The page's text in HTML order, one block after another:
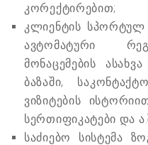
კორექტირებით;
კლიენტის სპორტულ
ავტომატური
მონაცემების
ბაზაში,
ვიზიტების
სერთიფიკატები და
საძიებო სისტემა